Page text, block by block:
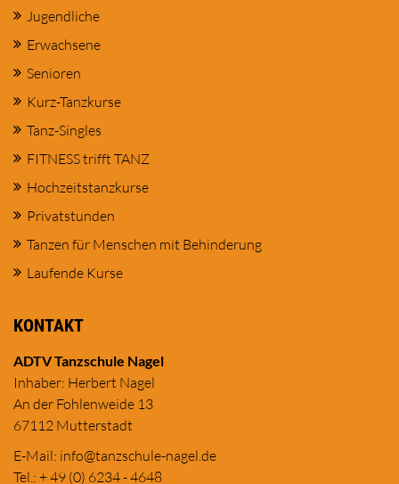
Jugendliche
Erwachsene
Senioren
Kurz-Tanzkurse
Tanz-Singles
FITNESS trifft TANZ
Hochzeitstanzkurse
Privatstunden
Tanzen für Menschen mit Behinderung
Laufende Kurse
KONTAKT
ADTV Tanzschule Nagel
Inhaber: Herbert Nagel
An der Fohlenweide 13
67112 Mutterstadt
E-Mail: info@tanzschule-nagel.de
Tel.: + 49 (0) 6234 - 4648